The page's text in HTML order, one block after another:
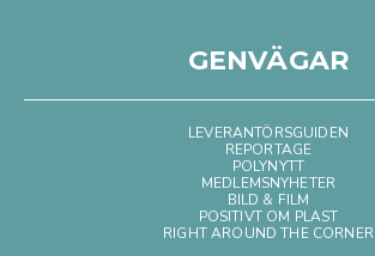
GENVÄGAR
LEVERANTÖRSGUIDEN
REPORTAGE
POLYNYTT
MEDLEMSNYHETER
BILD & FILM
POSITIVT OM PLAST
RIGHT AROUND THE CORNER